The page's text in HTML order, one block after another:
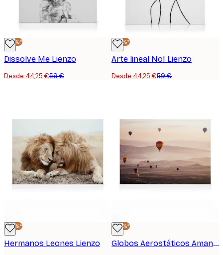
-25%*
Dissolve Me Lienzo
Desde 44,25 €59 €
-25%*
Arte lineal No1 Lienzo
Desde 44,25 €59 €
-25%*
Hermanos Leones Lienzo
-25%*
Globos Aerostáticos Amanecer lienzo